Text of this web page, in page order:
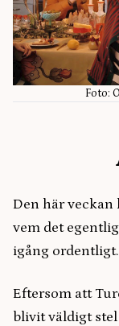
Foto:
Den här veckan
vem det
igång
Eftersom att
blivit väldigt